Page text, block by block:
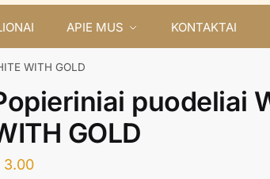
APIE MUS KONTAKTAI
WITH GOLD
puodeliai
GOLD
3.00